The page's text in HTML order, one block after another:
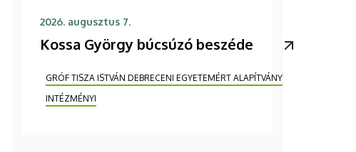
2026. augusztus 7.
Kossa György búcsúzó beszéde
GRÓF TISZA ISTVÁN DEBRECENI EGYETEMÉRT ALAPÍTVÁNY
INTÉZMÉNYI